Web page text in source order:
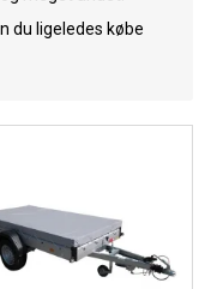
du ligeledes købe